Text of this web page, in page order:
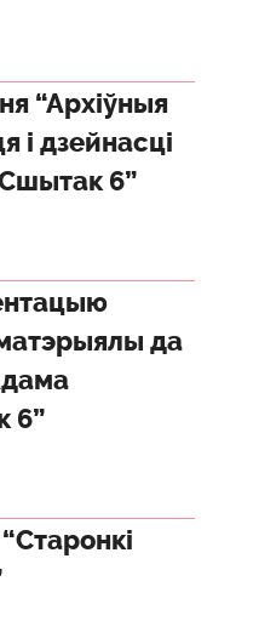
“Архіўныя
дзейнасці
6”
да
6”